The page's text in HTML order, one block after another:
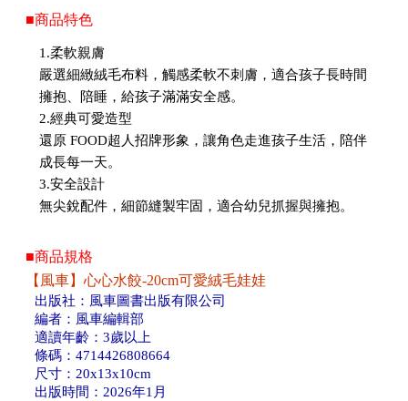
■商品特色
1.柔軟親膚
嚴選細緻絨毛布料，觸感柔軟不刺膚，適合孩子長時間
擁抱、陪睡，給孩子滿滿安全感。
2.經典可愛造型
還原 FOOD超人招牌形象，讓角色走進孩子生活，陪伴
成長每一天。
3.安全設計
無尖銳配件，細節縫製牢固，適合幼兒抓握與擁抱。
■商品規格
【風車】心心水餃-20cm可愛絨毛娃娃
出版社：風車圖書出版有限公司
編者：風車編輯部
適讀年齡：3歲以上
條碼：4714426808664
尺寸：20x13x10cm
出版時間：2026年1月